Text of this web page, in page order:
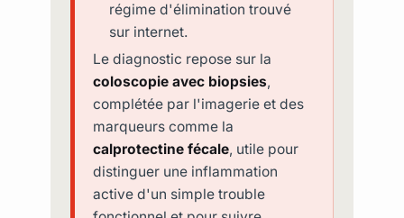
régime d'élimination trouvé
sur internet.
Le diagnostic repose sur la
coloscopie avec biopsies,
complétée par l'imagerie et des
marqueurs comme la
calprotectine fécale, utile pour
distinguer une inflammation
active d'un simple trouble